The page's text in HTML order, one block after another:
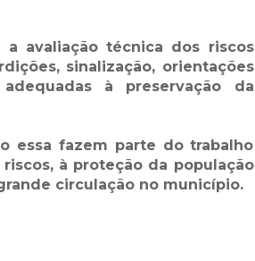
avaliação técnica dos riscos
sinalização, orientações
à preservação da
essa fazem parte do trabalho
à proteção da população
circulação no município.